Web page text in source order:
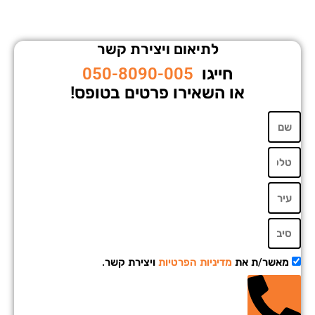
לתיאום ויצירת קשר
חייגו050-8090-005
או השאירו פרטים בטופס!
מאשר/ת אתמדיניות הפרטיותויצירת קשר.